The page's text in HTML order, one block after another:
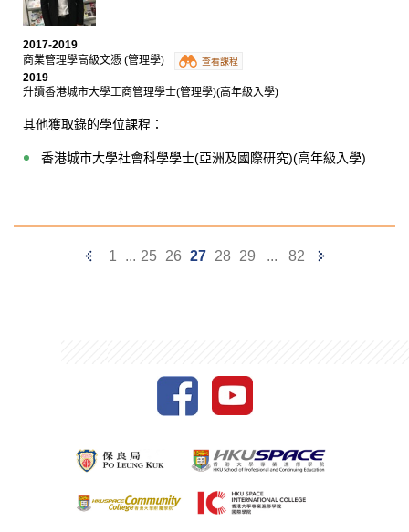
2017-2019
商業管理學高級文憑 (管理學)
查看課程
2019
升讀香港城市大學工商管理學士(管理學)(高年級入學)
其他獲取錄的學位課程：
香港城市大學社會科學學士(亞洲及國際研究)(高年級入學)
Previous
1 ... 25 26 27 28 29 ... 82